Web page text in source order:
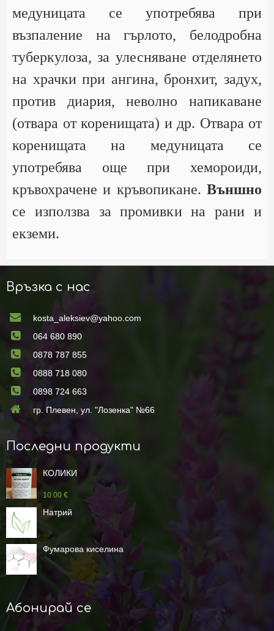
медуницата се употребява при
възпаление на гърлото, белодробна
туберкулоза, за улесняване отделянето
на храчки при ангина, бронхит, задух,
против диария, неволно напикаване
(отвара от коренищата) и др. Отвара от
коренищата на медуницата се
употребява още при хемороиди,
кръвохрачене и кръвопикане. Външно
се използва за промивки на рани и
екземи.
Връзка с нас
kosta_aleksiev@yahoo.com
064 680 890
0878 787 855
0888 718 080
0898 724 663
гр. Плевен, ул. "Лозенка" №66
Последни продукти
КОЛИКИ
10.00 €
Натрий
Фумарова киселина
Абонирай се